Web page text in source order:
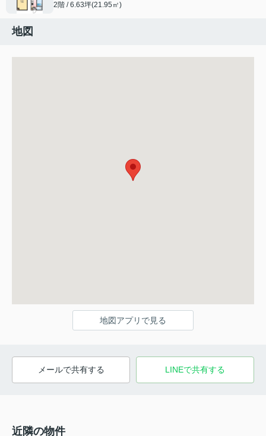
2階 / 6.63坪(21.95㎡)
地図
地図アプリで見る
メールで共有する LINEで共有する
近隣の物件